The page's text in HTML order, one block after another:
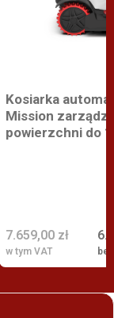
Kosiarka
Mission
powierzchni do
7.659,00 zł
w tym VAT